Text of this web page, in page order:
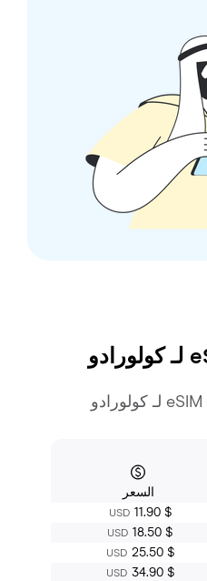
كولورادو
USD
USD
USD
USD